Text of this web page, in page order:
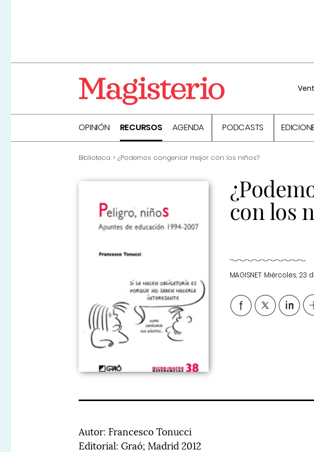
OPINIÓN RECURSOS AGENDA PODCASTS
Biblioteca ¿Podemos congeniar mejor con los niños?
con los
MAGISNET Miércoles, 23
Autor: Francesco Tonucci
Editorial: Graó; Madrid 2012